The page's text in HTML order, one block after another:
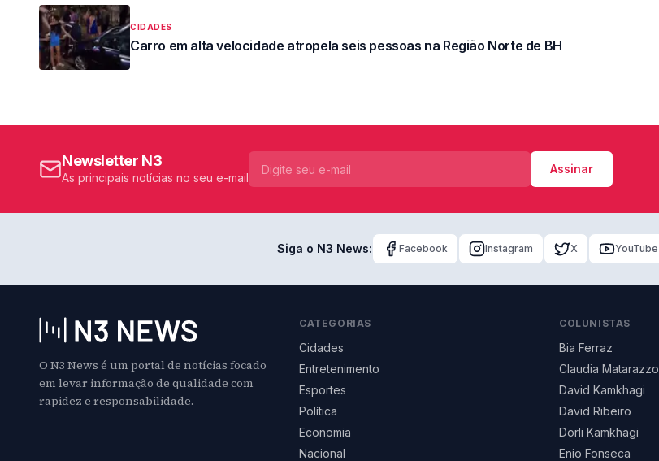
CIDADES
Carro em alta velocidade atropela seis pessoas na Região Norte de BH
Newsletter N3
As principais notícias no seu e-mail
Assinar
Siga o N3 News: Facebook Instagram X YouTube
O N3 News é um portal de notícias focado
em levar informação de qualidade com
rapidez e responsabilidade.
CATEGORIAS
Cidades
Entretenimento
Esportes
Política
Economia
Nacional
COLUNISTAS
Bia Ferraz
Claudia Matarazzo
David Kamkhagi
David Ribeiro
Dorli Kamkhagi
Enio Fonseca